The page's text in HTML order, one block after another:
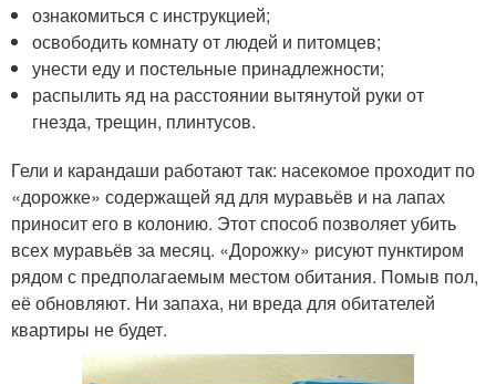
ознакомиться с инструкцией;
освободить комнату от людей и питомцев;
унести еду и постельные принадлежности;
распылить яд на расстоянии вытянутой руки от
гнезда, трещин, плинтусов.
Гели и карандаши работают так: насекомое проходит по
«дорожке» содержащей яд для муравьёв и на лапах
приносит его в колонию. Этот способ позволяет убить
всех муравьёв за месяц. «Дорожку» рисуют пунктиром
рядом с предполагаемым местом обитания. Помыв пол,
её обновляют. Ни запаха, ни вреда для обитателей
квартиры не будет.